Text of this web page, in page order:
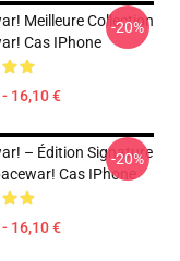
Meilleure Collection
Cas IPhone
16,10 €
-20%
– Édition Signature
Cas IPhone
16,10 €
-20%